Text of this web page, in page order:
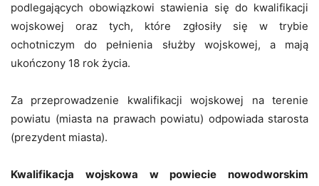
podlegających obowiązkowi stawienia się do kwalifikacji
wojskowej oraz tych, które zgłosiły się w trybie
ochotniczym do pełnienia służby wojskowej, a mają
ukończony 18 rok życia.
Za przeprowadzenie kwalifikacji wojskowej na terenie
powiatu (miasta na prawach powiatu) odpowiada starosta
(prezydent miasta).
Kwalifikacja wojskowa w powiecie nowodworskim